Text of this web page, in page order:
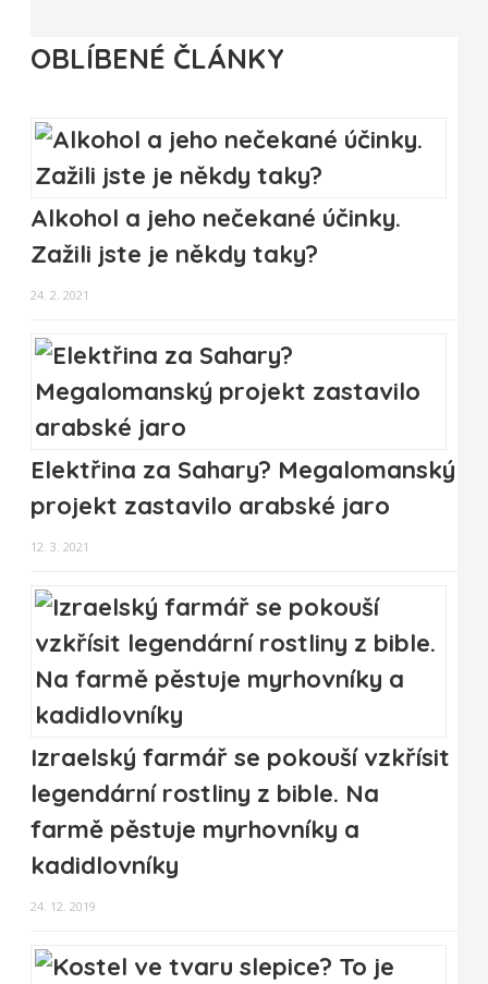
OBLÍBENÉ ČLÁNKY
Alkohol a jeho nečekané účinky.
Zažili jste je někdy taky?
24. 2. 2021
Elektřina za Sahary? Megalomanský
projekt zastavilo arabské jaro
12. 3. 2021
Izraelský farmář se pokouší vzkřísit
legendární rostliny z bible. Na
farmě pěstuje myrhovníky a
kadidlovníky
24. 12. 2019